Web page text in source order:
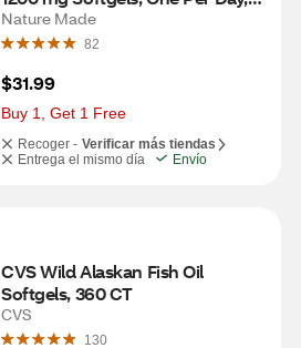
100 CT
Nature Made
82
$31.99
Buy 1, Get 1 Free
Recoger - Verificar más tiendas
Entrega el mismo día
Envío
CVS Wild Alaskan Fish Oil
Softgels, 360 CT
CVS
130